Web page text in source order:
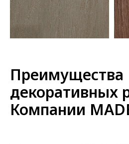
Преимущества
декоративных
Компании